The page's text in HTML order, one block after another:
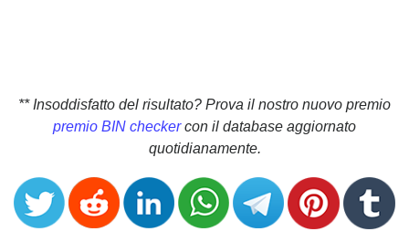
Credit
Card
Random
Credit
Card
** Insoddisfatto del risultato? Prova il nostro nuovo premio
premio BIN checkercon il database aggiornato
quotidianamente.